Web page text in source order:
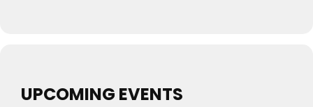
UPCOMING EVENTS